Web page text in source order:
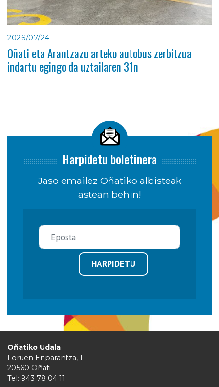
2026/07/24
Oñati eta Arantzazu arteko autobus zerbitzua
indartu egingo da uztailaren 31n
Harpidetu boletinera
Jaso emailez Oñatiko albisteak
astean behin!
HARPIDETU
Oñatiko Udala
Foruen Enparantza, 1
20560 Oñati
Tel: 943 78 04 11